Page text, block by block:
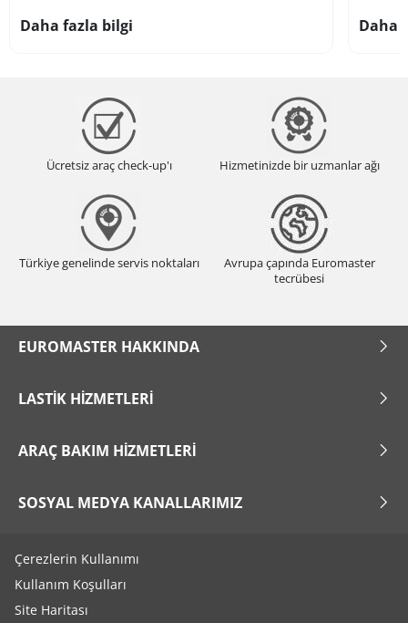
Daha fazla bilgi Daha
Ücretsiz araç check-up'ı Hizmetinizde bir uzmanlar ağı
Türkiye genelinde servis noktaları
Avrupa çapında Euromaster
tecrübesi
EUROMASTER HAKKINDA
LASTIK HIZMETLERI
ARAÇ BAKIM HIZMETLERI
SOSYAL MEDYA KANALLARIMIZ
Çerezlerin Kullanımı
Kullanım Koşulları
Site Haritası